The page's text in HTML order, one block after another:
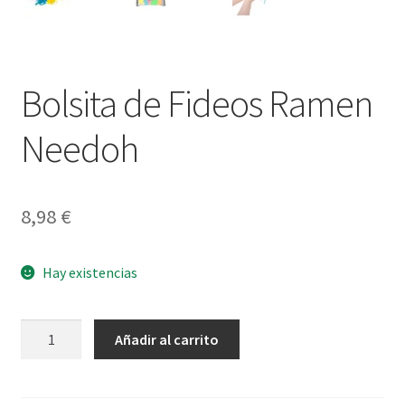
Bolsita de Fideos Ramen
Needoh
8,98 €
Hay existencias
Añadir al carrito